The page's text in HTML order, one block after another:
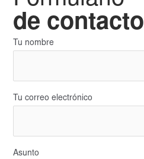
de contacto
Tu nombre
Tu correo electrónico
Asunto